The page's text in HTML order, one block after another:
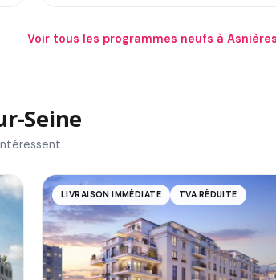
Voir tous les programmes neufs à
Seine
LIVRAISON IMMÉDIATE TVA RÉDUITE